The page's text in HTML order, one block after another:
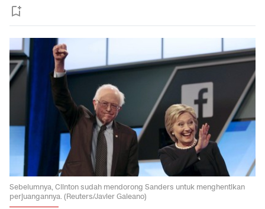
Sebelumnya, Clinton sudah mendorong Sanders untuk menghentikan
perjuangannya. (Reuters/Javier Galeano)